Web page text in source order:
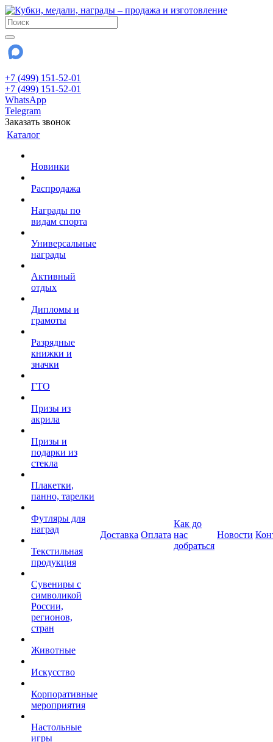
+7 (499) 151-52-01
+7 (499) 151-52-01
WhatsApp
Telegram
Заказать звонок
Каталог
Новинки
Распродажа
Награды по
видам спорта
Универсальные
награды
Активный
отдых
Дипломы и
грамоты
Разрядные
книжки и
значки
ГТО
Призы из
акрила
Призы и
подарки из
стекла
Плакетки,
панно, тарелки
Футляры для
наград
Текстильная
продукция
Сувениры с
символикой
России,
регионов,
стран
Животные
Искусство
Корпоративные
мероприятия
Настольные
игры
Доставка Оплата
Как до
нас
добраться
Новости